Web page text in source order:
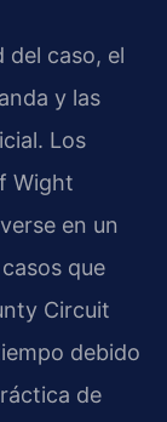
del caso, el
y las
Los
Wight
en un
que
Circuit
debido
de